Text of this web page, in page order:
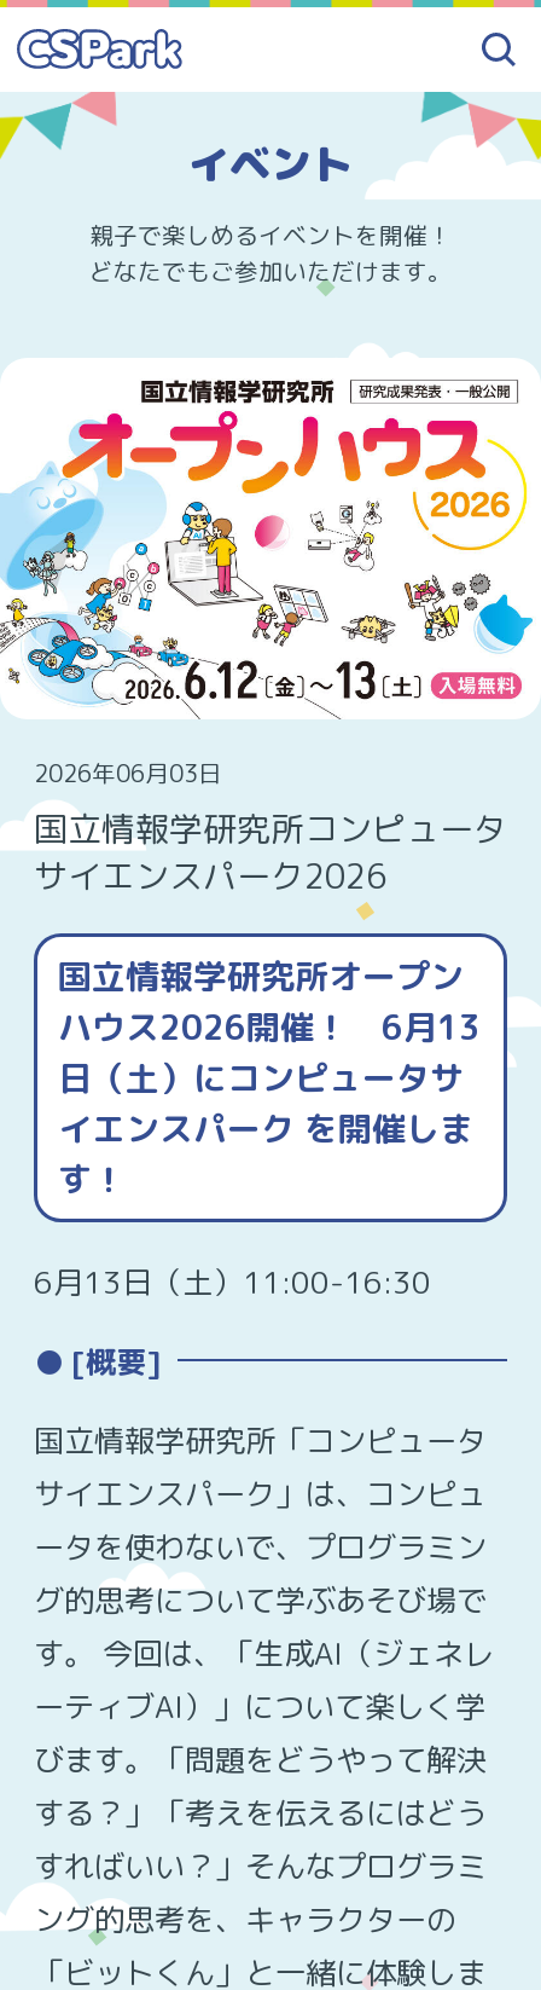
イベント
親子で楽しめるイベントを開催！
どなたでもご参加いただけます。
2026年06月03日
国立情報学研究所コンピュータ
サイエンスパーク2026
国立情報学研究所オープン
ハウス2026開催！ 6月13
日（土）にコンピュータサ
イエンスパーク を開催しま
す！
6月13日（土）11:00-16:30
[概要]
国立情報学研究所「コンピュータ
サイエンスパーク」は、コンピュ
ータを使わないで、プログラミン
グ的思考について学ぶあそび場で
す。 今回は、「生成AI（ジェネレ
ーティブAI）」について楽しく学
びます。「問題をどうやって解決
する？」「考えを伝えるにはどう
すればいい？」そんなプログラミ
ング的思考を、キャラクターの
「ビットくん」と一緒に体験しま